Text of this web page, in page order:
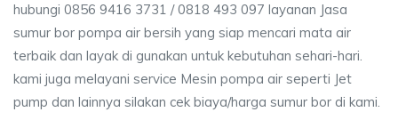
hubungi 0856 9416 3731 / 0818 493 097 layanan Jasa
sumur bor pompa air bersih yang siap mencari mata air
terbaik dan layak di gunakan untuk kebutuhan sehari-hari.
kami juga melayani service Mesin pompa air seperti Jet
pump dan lainnya silakan cek biaya/harga sumur bor di kami.